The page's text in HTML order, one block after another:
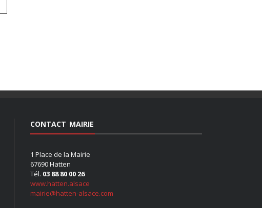
CONTACT MAIRIE
1 Place de la Mairie
67690 Hatten
Tél. 03 88 80 00 26
www.hatten.alsace
mairie@hatten-alsace.com